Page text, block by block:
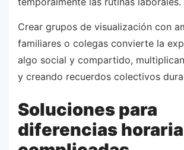
Crear grupos de visualización con
familiares o colegas convierte la
algo social y compartido,
y creando recuerdos colectivos
Soluciones para
diferencias